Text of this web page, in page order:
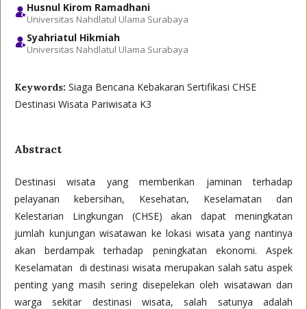
Husnul Kirom Ramadhani
Universitas Nahdlatul Ulama Surabaya
Syahriatul Hikmiah
Universitas Nahdlatul Ulama Surabaya
Keywords: Siaga Bencana Kebakaran Sertifikasi CHSE
Destinasi Wisata Pariwisata K3
Abstract
Destinasi wisata yang memberikan jaminan terhadap
pelayanan kebersihan, Kesehatan, Keselamatan dan
Kelestarian Lingkungan (CHSE) akan dapat meningkatan
jumlah kunjungan wisatawan ke lokasi wisata yang nantinya
akan berdampak terhadap peningkatan ekonomi. Aspek
Keselamatan di destinasi wisata merupakan salah satu aspek
penting yang masih sering disepelekan oleh wisatawan dan
warga sekitar destinasi wisata, salah satunya adalah